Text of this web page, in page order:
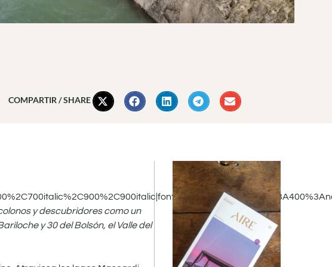
COMPARTIR / SHARE
y descubridores como un
y 30 del Bolsón, el Valle del